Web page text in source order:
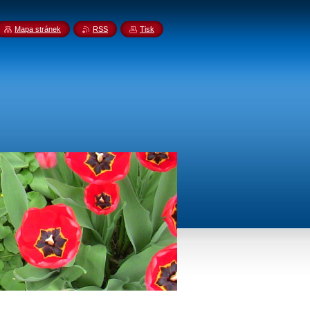
Mapa stránek RSS Tisk